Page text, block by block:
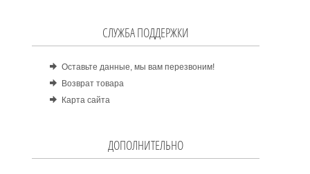
СЛУЖБА ПОДДЕРЖКИ
Оставьте данные, мы вам перезвоним!
Возврат товара
Карта сайта
ДОПОЛНИТЕЛЬНО